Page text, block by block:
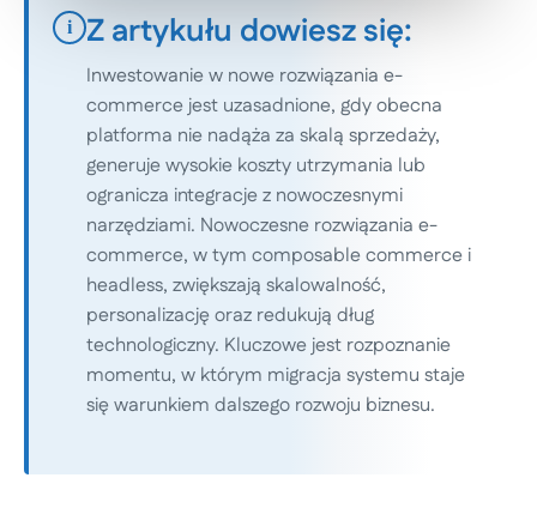
i Z artykułu dowiesz się:
Inwestowanie w nowe rozwiązania e-
commerce jest uzasadnione, gdy obecna
platforma nie nadąża za skalą sprzedaży,
generuje wysokie koszty utrzymania lub
ogranicza integracje z nowoczesnymi
narzędziami. Nowoczesne rozwiązania e-
commerce, w tym composable commerce i
headless, zwiększają skalowalność,
personalizację oraz redukują dług
technologiczny. Kluczowe jest rozpoznanie
momentu, w którym migracja systemu staje
się warunkiem dalszego rozwoju biznesu.